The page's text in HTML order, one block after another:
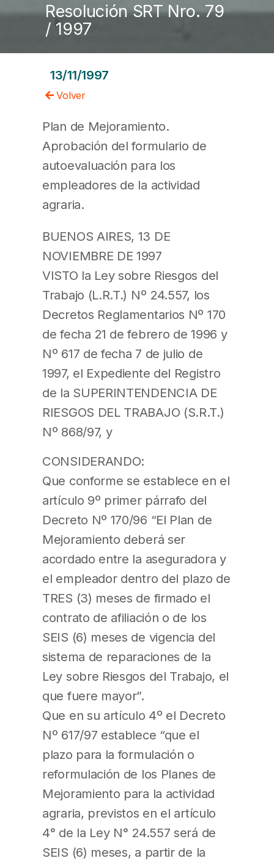
Resolución SRT Nro. 79
/ 1997
13/11/1997
Volver
Plan de Mejoramiento.
Aprobación del formulario de
autoevaluación para los
empleadores de la actividad
agraria.
BUENOS AIRES, 13 DE
NOVIEMBRE DE 1997
VISTO la Ley sobre Riesgos del
Trabajo (L.R.T.) Nº 24.557, los
Decretos Reglamentarios Nº 170
de fecha 21 de febrero de 1996 y
Nº 617 de fecha 7 de julio de
1997, el Expediente del Registro
de la SUPERINTENDENCIA DE
RIESGOS DEL TRABAJO (S.R.T.)
Nº 868/97, y
CONSIDERANDO:
Que conforme se establece en el
artículo 9º primer párrafo del
Decreto Nº 170/96 “El Plan de
Mejoramiento deberá ser
acordado entre la aseguradora y
el empleador dentro del plazo de
TRES (3) meses de firmado el
contrato de afiliación o de los
SEIS (6) meses de vigencia del
sistema de reparaciones de la
Ley sobre Riesgos del Trabajo, el
que fuere mayor”.
Que en su artículo 4º el Decreto
Nº 617/97 establece “que el
plazo para la formulación o
reformulación de los Planes de
Mejoramiento para la actividad
agraria, previstos en el artículo
4° de la Ley N° 24.557 será de
SEIS (6) meses, a partir de la